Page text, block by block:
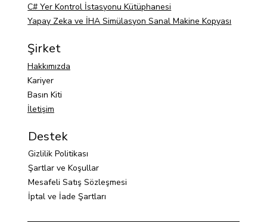
Şirket
Hakkımızda
Kariyer
Basın Kiti
İletişim
C# Yer Kontrol İstasyonu Kütüphanesi
Yapay Zeka ve İHA Simülasyon Sanal Makine Kopyası
Destek
Gizlilik Politikası
Şartlar ve Koşullar
Mesafeli Satış Sözleşmesi
İptal ve İade Şartları